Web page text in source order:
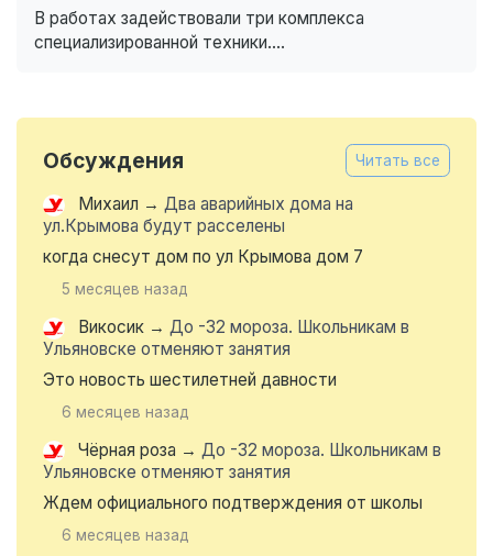
В работах задействовали три комплекса
специализированной техники....
Обсуждения Читать все
Михаил → Два аварийных дома на
ул.Крымова будут расселены
когда снесут дом по ул Крымова дом 7
5 месяцев назад
Викосик → До -32 мороза. Школьникам в
Ульяновске отменяют занятия
Это новость шестилетней давности
6 месяцев назад
Чёрная роза → До -32 мороза. Школьникам в
Ульяновске отменяют занятия
Ждем официального подтверждения от школы
6 месяцев назад